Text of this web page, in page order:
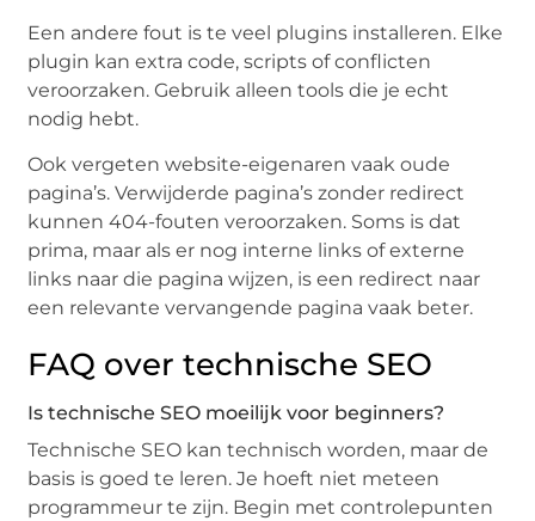
Een andere fout is te veel plugins installeren. Elke
plugin kan extra code, scripts of conflicten
veroorzaken. Gebruik alleen tools die je echt
nodig hebt.
Ook vergeten website-eigenaren vaak oude
pagina’s. Verwijderde pagina’s zonder redirect
kunnen 404-fouten veroorzaken. Soms is dat
prima, maar als er nog interne links of externe
links naar die pagina wijzen, is een redirect naar
een relevante vervangende pagina vaak beter.
FAQ over technische SEO
Is technische SEO moeilijk voor beginners?
Technische SEO kan technisch worden, maar de
basis is goed te leren. Je hoeft niet meteen
programmeur te zijn. Begin met controlepunten